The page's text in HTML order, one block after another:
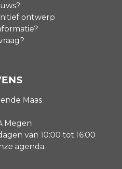
ontwerp
Maas
Megen
van 10:00 tot 16:00
agenda.